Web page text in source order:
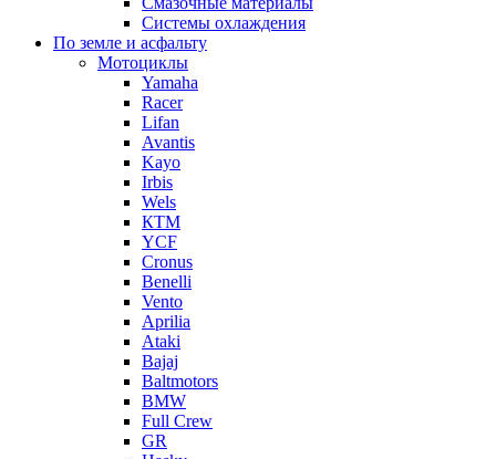
Системы охлаждения
По земле и асфальту
Мотоциклы
Yamaha
Racer
Lifan
Avantis
Kayo
Irbis
Wels
КТМ
YCF
Cronus
Benelli
Vento
Aprilia
Ataki
Bajaj
Baltmotors
BMW
Full Crew
GR